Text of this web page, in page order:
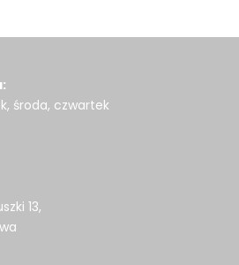
środa, czwartek
13,